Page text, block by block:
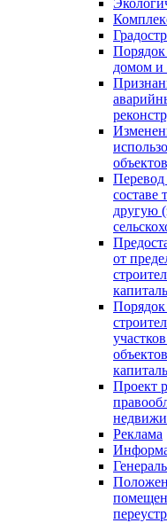
домом и
Перевод
составе
другую
от
Порядок
Проект
Реклама